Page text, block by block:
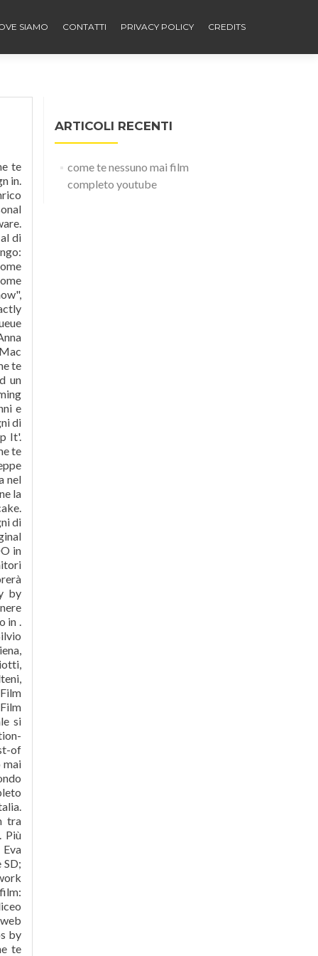
SIAMO CONTATTI PRIVACY POLICY CREDITS
te
in.
di
te
un
e
di
It'.
te
nel
la
di
in
by
in .
si
of
mai
tra
Più
by
te
ARTICOLI RECENTI
come te nessuno mai film
completo youtube